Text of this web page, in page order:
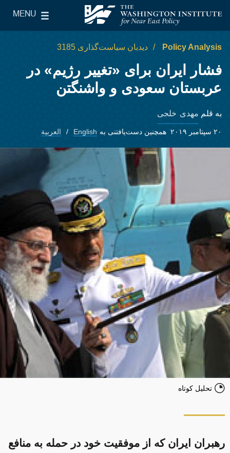
The Washington Institute for Near East Policy
MENU
Main Menu
Policy Analysis دیدبان سیاست‌گذاری 3185
فشار ایران برای «تغییر رژیم» در
عربستان سعودی و واشنگتن
به قلم مهدی خلجی
۲۰ سپتامبر ۲۰۱۹ همچنین دست‌یافتنی به English العربية
تحلیل کوتاه
رهبران ایران که از موفقیت خود در حمله به منافع